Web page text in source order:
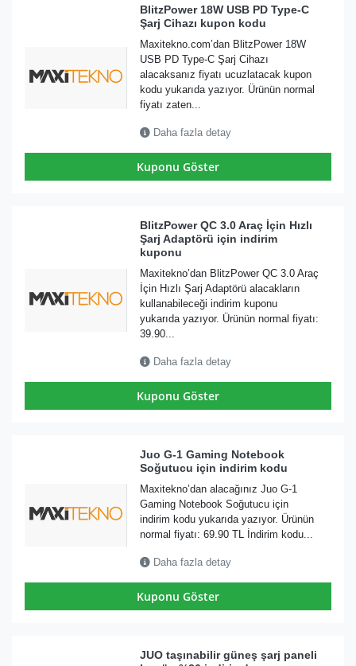
BlitzPower 18W USB PD Type-C
Şarj Cihazı kupon kodu
Maxitekno.com’dan BlitzPower 18W
USB PD Type-C Şarj Cihazı
alacaksanız fiyatı ucuzlatacak kupon
kodu yukarıda yazıyor. Ürünün normal
fiyatı zaten...
Daha fazla detay
Kuponu Göster
BlitzPower QC 3.0 Araç İçin Hızlı
Şarj Adaptörü için indirim
kuponu
Maxitekno’dan BlitzPower QC 3.0 Araç
İçin Hızlı Şarj Adaptörü alacakların
kullanabileceği indirim kuponu
yukarıda yazıyor. Ürünün normal fiyatı:
39.90...
Daha fazla detay
Kuponu Göster
Juo G-1 Gaming Notebook
Soğutucu için indirim kodu
Maxitekno’dan alacağınız Juo G-1
Gaming Notebook Soğutucu için
indirim kodu yukarıda yazıyor. Ürünün
normal fiyatı: 69.90 TL İndirim kodu...
Daha fazla detay
Kuponu Göster
JUO taşınabilir güneş şarj paneli